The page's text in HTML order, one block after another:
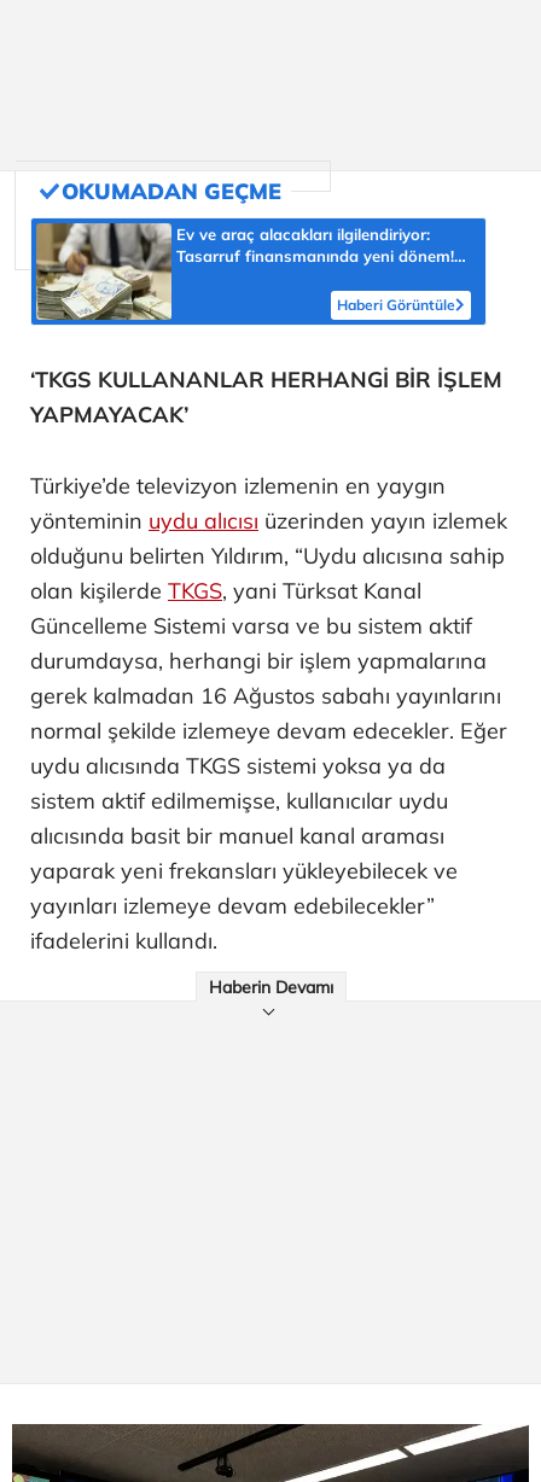
Ev ve araç alacakları ilgilendiriyor:
Tasarruf finansmanında yeni dönem!
Haberi Görüntüle
‘TKGS KULLANANLAR HERHANGİ BİR İŞLEM
YAPMAYACAK’
Türkiye’de televizyon izlemenin en yaygın
yönteminin uydu alıcısı üzerinden yayın izlemek
olduğunu belirten Yıldırım, “Uydu alıcısına sahip
olan kişilerde TKGS, yani Türksat Kanal
Güncelleme Sistemi varsa ve bu sistem aktif
durumdaysa, herhangi bir işlem yapmalarına
gerek kalmadan 16 Ağustos sabahı yayınlarını
normal şekilde izlemeye devam edecekler. Eğer
uydu alıcısında TKGS sistemi yoksa ya da
sistem aktif edilmemişse, kullanıcılar uydu
alıcısında basit bir manuel kanal araması
yaparak yeni frekansları yükleyebilecek ve
yayınları izlemeye devam edebilecekler”
ifadelerini kullandı.
Haberin Devamı